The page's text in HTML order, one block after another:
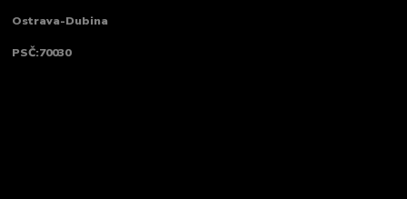
Ostrava-Dubina
PSČ:70030